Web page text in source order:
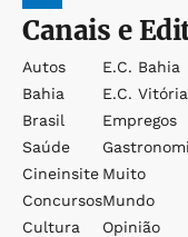
Canais e
Autos
Bahia
Brasil
Saúde
Cineinsite
Concursos
Cultura
E.c. Bahia
E.c. Vitória
Empregos
Muito
Mundo
Opinião